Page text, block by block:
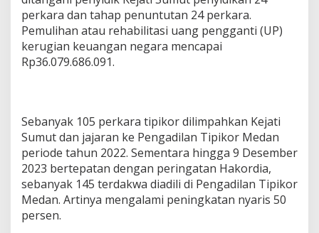
perkara dan tahap penuntutan 24 perkara.
Pemulihan atau rehabilitasi uang pengganti (UP)
kerugian keuangan negara mencapai
Rp36.079.686.091.
Sebanyak 105 perkara tipikor dilimpahkan Kejati
Sumut dan jajaran ke Pengadilan Tipikor Medan
periode tahun 2022. Sementara hingga 9 Desember
2023 bertepatan dengan peringatan Hakordia,
sebanyak 145 terdakwa diadili di Pengadilan Tipikor
Medan. Artinya mengalami peningkatan nyaris 50
persen.